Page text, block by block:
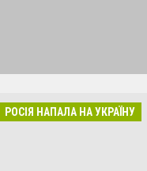
розкрадати
за нашу свободу!!
РОСІЯ НАПАЛА НА УКРАЇНУ